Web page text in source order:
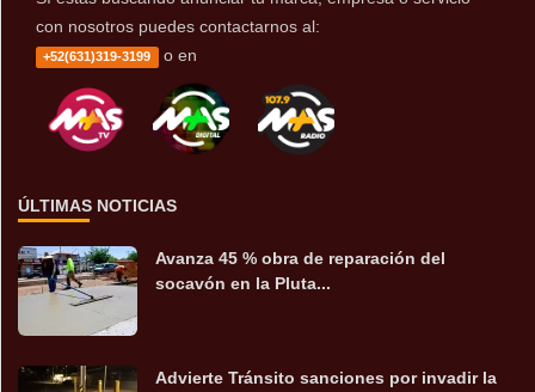
con nosotros puedes contactarnos al:
+52(631)319-3199 o en
ÚLTIMAS NOTICIAS
Avanza 45 % obra de reparación del
socavón en la Pluta...
Advierte Tránsito sanciones por invadir la